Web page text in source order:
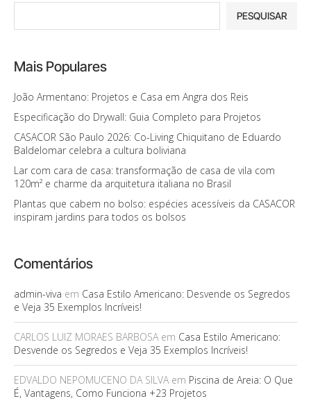
PESQUISAR
Mais Populares
João Armentano: Projetos e Casa em Angra dos Reis
Especificação do Drywall: Guia Completo para Projetos
CASACOR São Paulo 2026: Co-Living Chiquitano de Eduardo
Baldelomar celebra a cultura boliviana
Lar com cara de casa: transformação de casa de vila com
120m² e charme da arquitetura italiana no Brasil
Plantas que cabem no bolso: espécies acessíveis da CASACOR
inspiram jardins para todos os bolsos
Comentários
admin-viva em Casa Estilo Americano: Desvende os Segredos
e Veja 35 Exemplos Incríveis!
CARLOS LUIZ MORAES BARBOSAem Casa Estilo Americano:
Desvende os Segredos e Veja 35 Exemplos Incríveis!
EDVALDO NEPOMUCENO DA SILVAem Piscina de Areia: O Que
É, Vantagens, Como Funciona +23 Projetos